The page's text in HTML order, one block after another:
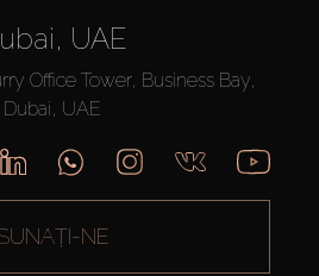
UAE
Office Tower, Business Bay,
Dubai, UAE
NE